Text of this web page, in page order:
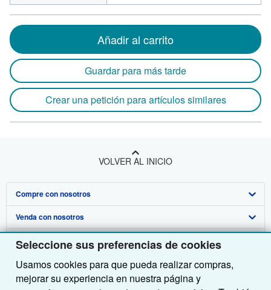
Seleccione sus preferencias de cookies
Usamos cookies para que pueda realizar compras,
mejorar su experiencia en nuestra página y
Añadir al carrito
Guardar para más tarde
Crear una petición para artículos similares
VOLVER AL INICIO
Compre con nosotros
Búsqueda avanzada
Colecciones
Mi cuenta
Mis pedidos
Venda con nosotros
Comenzar a vender
Únase a nuestro programa de afiliados
Recomiende un vendedor
Sobre nosotros
Sobre IberLibro
Medios
Obtener Ayuda
Preguntas frecuentes y guías
Otras compañías de AbeBooks